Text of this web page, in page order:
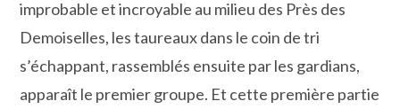
improbable et incroyable au milieu des Près des
Demoiselles, les taureaux dans le coin de tri
s’échappant, rassemblés ensuite par les gardians,
apparaît le premier groupe. Et cette première partie